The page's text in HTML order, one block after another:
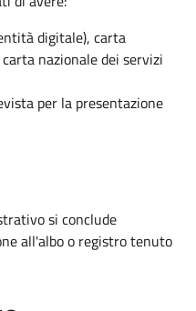
digitale), carta
nazionale dei servizi
per la presentazione
si conclude
all'albo o registro tenuto